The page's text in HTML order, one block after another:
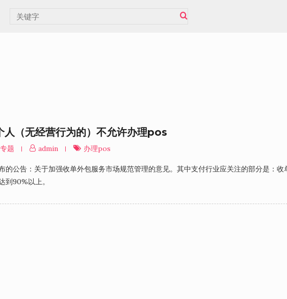
人（无经营行为的）不允许办理pos
专题 admin 办理pos
的公告：关于加强收单外包服务市场规范管理的意见。其中支付行业应关注的部分是：收
到90%以上。